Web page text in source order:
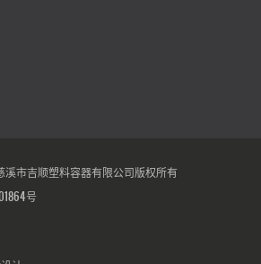
溪市吉顺塑料容器有限公司版权所有
号